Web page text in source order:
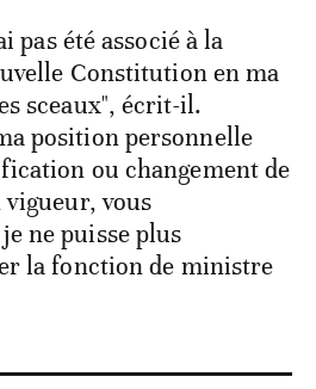
pas été associé à la
Constitution en ma
sceaux", écrit-il.
position personnelle
ou changement de
vous
ne puisse plus
la fonction de ministre